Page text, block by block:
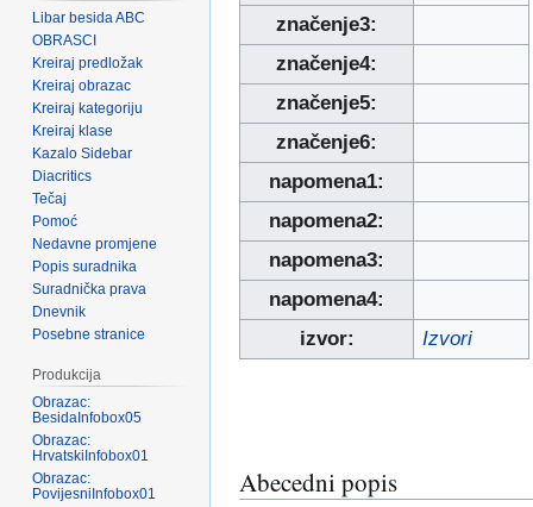
značenje3:
značenje4:
značenje5:
značenje6:
napomena1:
napomena2:
napomena3:
napomena4:
izvor:
Izvori
Abecedni popis
Libar besida ABC
OBRASCI
Kreiraj predložak
Kreiraj obrazac
Kreiraj kategoriju
Kreiraj klase
Kazalo Sidebar
Diacritics
Tečaj
Pomoć
Nedavne promjene
Popis suradnika
Suradnička prava
Dnevnik
Posebne stranice
Produkcija
Obrazac:
BesidaInfobox05
Obrazac:
HrvatskiInfobox01
Obrazac:
PovijesniInfobox01